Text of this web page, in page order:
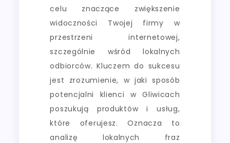
celu znaczące zwiększenie
widoczności Twojej firmy w
przestrzeni internetowej,
szczególnie wśród lokalnych
odbiorców. Kluczem do sukcesu
jest zrozumienie, w jaki sposób
potencjalni klienci w Gliwicach
poszukują produktów i usług,
które oferujesz. Oznacza to
analizę lokalnych fraz